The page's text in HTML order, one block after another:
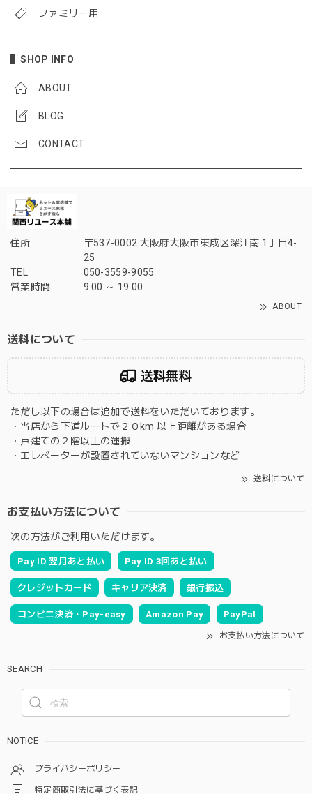
ファミリー用
SHOP INFO
ABOUT
BLOG
CONTACT
住所
〒537-0002 大阪府大阪市東成区深江南 1丁目4-
25
TEL
050-3559-9055
営業時間
9:00 ～ 19:00
ABOUT
送料について
送料無料
ただし以下の場合は追加で送料をいただいております。
・当店から下道ルートで２０km 以上距離がある場合
・戸建ての２階以上の運搬
・エレベーターが設置されていないマンションなど
送料について
お支払い方法について
次の方法がご利用いただけます。
Pay ID 翌月あと払い Pay ID 3回あと払い
クレジットカード キャリア決済 銀行振込
コンビニ決済・Pay-easy Amazon Pay PayPal
お支払い方法について
SEARCH
NOTICE
プライバシーポリシー
特定商取引法に基づく表記